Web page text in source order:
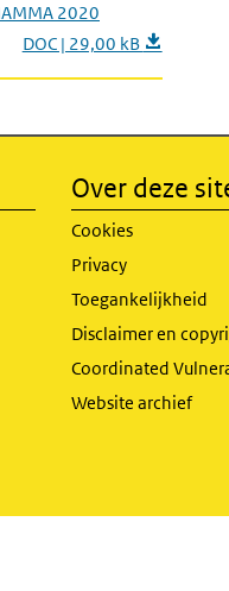
2020
DOC | 29,00 kB
Over deze
Cookies
Privacy
Toegankelijkheid
Disclaimer en
Coordinated
Website archief